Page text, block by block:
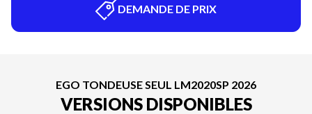
DEMANDE DE PRIX
EGO TONDEUSE SEUL LM2020SP 2026
VERSIONS DISPONIBLES